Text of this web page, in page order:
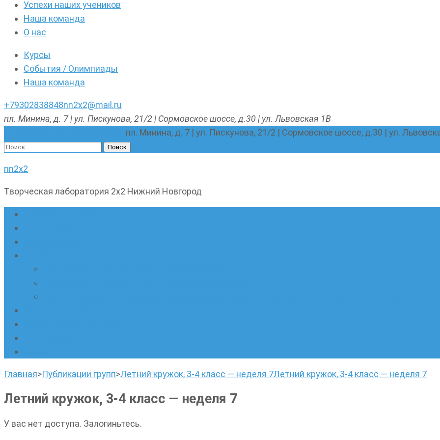
Успехи наших учеников
Наша команда
О нас
Курсы
События / Олимпиады
Наша команда
+79302838848nn2x2@mail.ru
пл. Минина, д. 7 | ул. Пискунова, 21/2 | Сормовское шоссе, д.30 | ул. Львовская 1В
пл. Минина, д. 7 | ул. Пискунова, 21/2 | Сормовское шоссе, д.30 | ул.
Найти:
nn2x2
Творческая лаборатория 2х2 Нижний Новгород
Главная>Публикации групп>Летний кружок, 3-4 класс — неделя 7Летний кружок, 3-4 класс — неделя 7
Летний кружок, 3-4 класс — неделя 7
У вас нет доступа. Залогиньтесь.